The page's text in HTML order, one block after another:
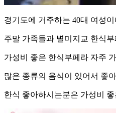
경기도에 거주하는 40대 여성이
주말 가족들과 별미지교 한식
가성비 좋은 한식부페라 자주
많은 종류의 음식이 있어서 좋
한식 좋아하시는분은 가성비